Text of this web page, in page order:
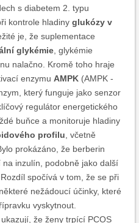
s diabetem 2. typu
kontrole hladiny glukózy v
je, že suplementace
glykémie , glykémie
nalačno. Kromě toho hraje
enzymu AMPK (AMPK -
který funguje jako senzor
regulátor energetického
buňce a monitoruje hladiny
profilu , včetně
prokázáno, že berberin
inzulín, podobně jako další
spočívá v tom, že se při
nežádoucí účinky, které
vyskytnout.
že ženy trpící PCOS